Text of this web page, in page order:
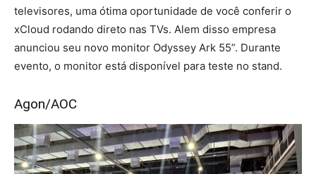
televisores, uma ótima oportunidade de você conferir o
xCloud rodando direto nas TVs. Alem disso empresa
anunciou seu novo monitor Odyssey Ark 55”. Durante
evento, o monitor está disponível para teste no stand.
Agon/AOC